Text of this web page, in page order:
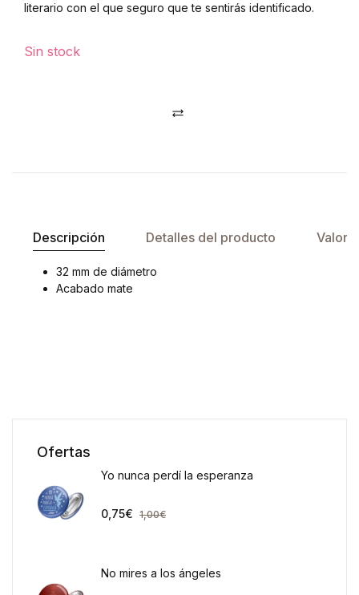
literario con el que seguro que te sentirás identificado.
Sin stock
Descripción Detalles del producto
32 mm de diámetro
Acabado mate
Ofertas
Yo nunca perdí la esperanza
0,75€ 1,00€
No mires a los ángeles